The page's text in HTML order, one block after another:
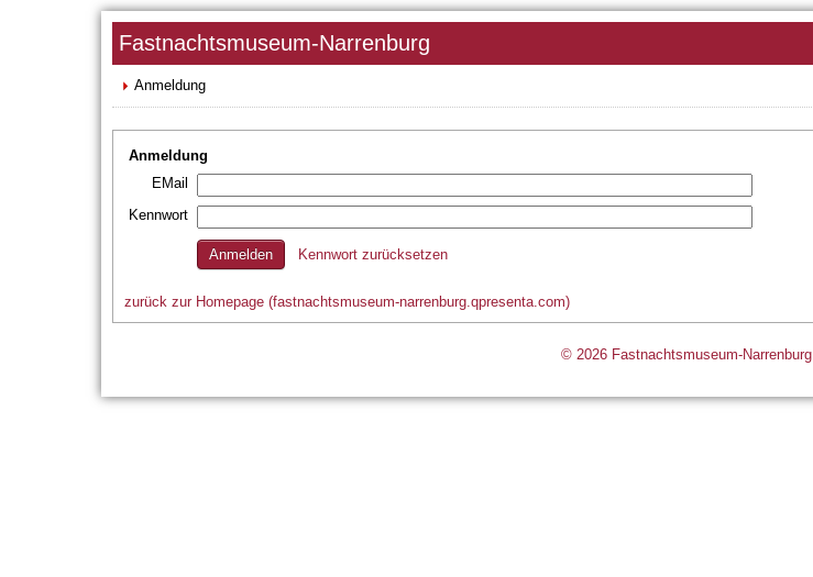
Fastnachtsmuseum-Narrenburg
Anmeldung
Anmeldung
EMail
Kennwort
Kennwort zurücksetzen
zurück zur Homepage (fastnachtsmuseum-narrenburg.qpresenta.com)
© 2026 Fastnachtsmuseum-Narrenburg